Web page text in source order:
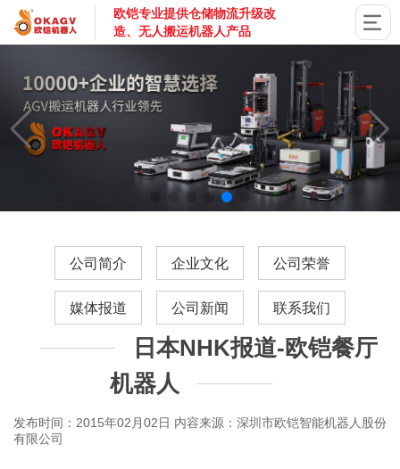
欧铠专业提供仓储物流升级改
造、无人搬运机器人产品
公司简介 企业文化 公司荣誉
媒体报道 公司新闻 联系我们
日本NHK报道-欧铠餐厅
机器人
发布时间：2015年02月02日 内容来源：深圳市欧铠智能机器人股份
有限公司